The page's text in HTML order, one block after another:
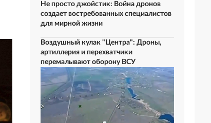
Не просто джойстик: Война дронов
создает востребованных специалистов
для мирной жизни
Воздушный кулак "Центра": Дроны,
артиллерия и перехватчики
перемалывают оборону ВСУ